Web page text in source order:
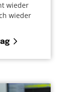
wieder
wieder